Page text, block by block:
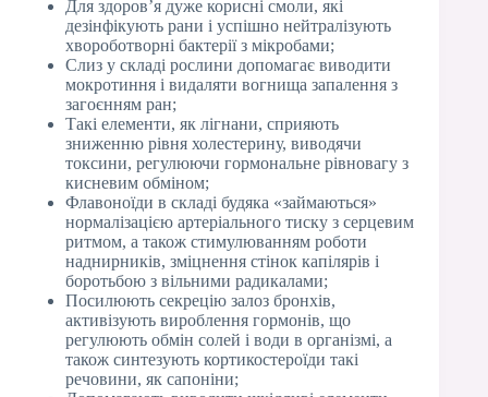
Для здоров’я дуже корисні смоли, які
дезінфікують рани і успішно нейтралізують
хвороботворні бактерії з мікробами;
Слиз у складі рослини допомагає виводити
мокротиння і видаляти вогнища запалення з
загоєнням ран;
Такі елементи, як лігнани, сприяють
зниженню рівня холестерину, виводячи
токсини, регулюючи гормональне рівновагу з
кисневим обміном;
Флавоноїди в складі будяка «займаються»
нормалізацією артеріального тиску з серцевим
ритмом, а також стимулюванням роботи
наднирників, зміцнення стінок капілярів і
боротьбою з вільними радикалами;
Посилюють секрецію залоз бронхів,
активізують вироблення гормонів, що
регулюють обмін солей і води в організмі, а
також синтезують кортикостероїди такі
речовини, як сапоніни;